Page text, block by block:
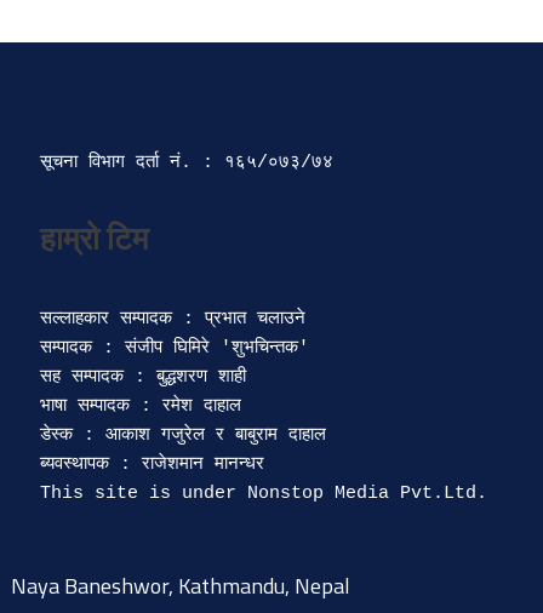
सूचना विभाग दर्ता‍ नं. : १६५/०७३/७४
हाम्रो टिम
सल्लाहकार सम्पादक : प्रभात चलाउने
सम्पादक : संजीप घिमिरे 'शुभचिन्तक'
सह सम्पादक : बुद्धशरण शाही
भाषा सम्पादक : रमेश दाहाल
डेस्क : आकाश गजुरेल र बाबुराम दाहाल
ब्यवस्थापक : राजेशमान मानन्धर
Naya Baneshwor, Kathmandu, Nepal